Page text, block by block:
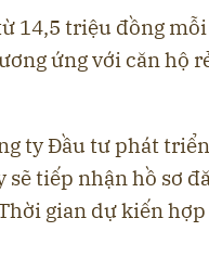
14,5 triệu đồng
ứng với căn hộ
ty Đầu tư phát
tiếp nhận hồ sơ
gian dự kiến